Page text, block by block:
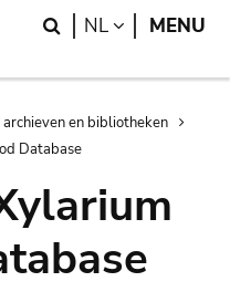
Search
NL LANGUAGE
MENU
en bibliotheken
Database